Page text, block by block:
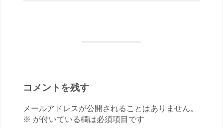
コメントを残す
メールアドレスが公開されることはありません。
※ が付いている欄は必須項目です